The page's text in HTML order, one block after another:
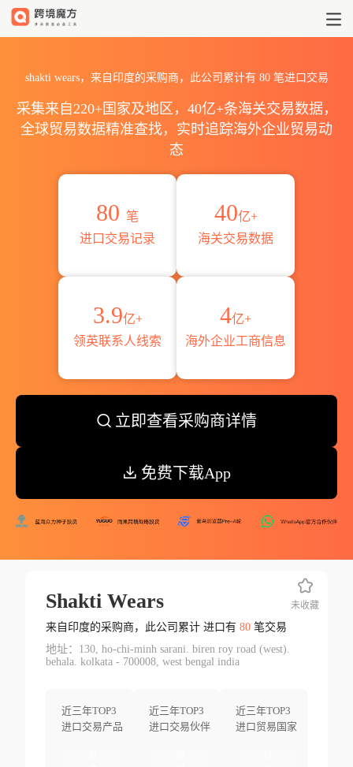
shakti wears，来自印度的采购商，此公司累计有 80笔进口交易
采集来自220+国家及地区，40亿+条海关交易数据，
全球贸易数据精准查找，实时追踪海外企业贸易动
态
80 笔
进口交易记录
40亿+
海关交易数据
3.9亿+
领英联系人线索
4亿+
海外企业工商信息
立即查看采购商详情
免费下载App
Shakti Wears
来自印度的采购商，此公司累计 进口有 80笔交易
地址：130, ho-chi-minh sarani. biren roy road (west).
behala. kolkata - 700008, west bengal india
近三年TOP3
进口交易产品
近三年TOP3
进口交易伙伴
近三年TOP3
进口贸易国家
未收藏